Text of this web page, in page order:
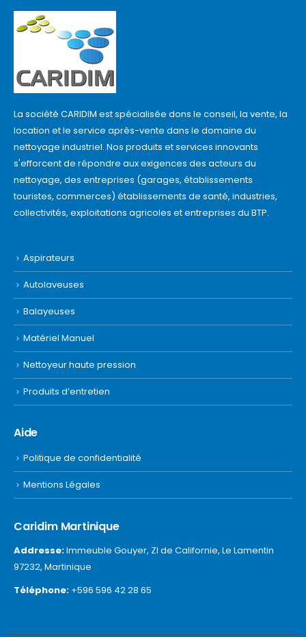
La société CARIDIM est spécialisée dons le conseil, la vente, la
location et le service après-vente dans le domaine du
nettoyage industriel. Nos produits et services innovants
s'efforcent de répondre aux exigences des acteurs du
nettoyage, des entreprises (garages, établissements
touristes, commerces) établissements de santé, industries,
collectivités, exploitations agricoles et entreprises du BTP.
Aspirateurs
Autolaveuses
Balayeuses
Matériel Manuel
Nettoyeur haute pression
Produits d’entretien
Aide
Politique de confidentialité
Mentions Légales
Caridim Martinique
Addresse:Immeuble Gouyer, ZI de Californie, Le Lamentin
97232, Martinique
Téléphone: +596 596 42 28 65